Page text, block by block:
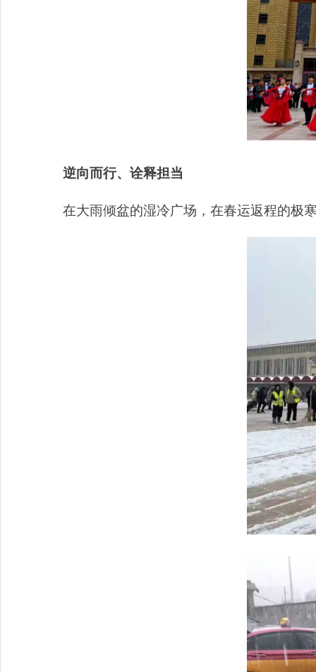
逆向而行、诠释担当
在大雨倾盆的湿冷广场，在春运返程的极寒